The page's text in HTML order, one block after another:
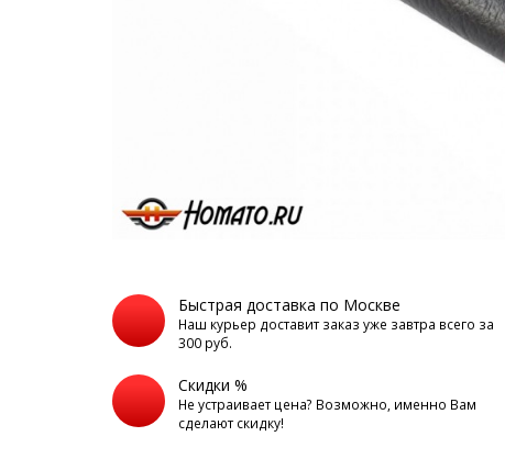
Быстрая доставка по Москве
Наш курьер доставит заказ уже завтра всего за
300 руб.
Скидки %
Не устраивает цена? Возможно, именно Вам
сделают скидку!